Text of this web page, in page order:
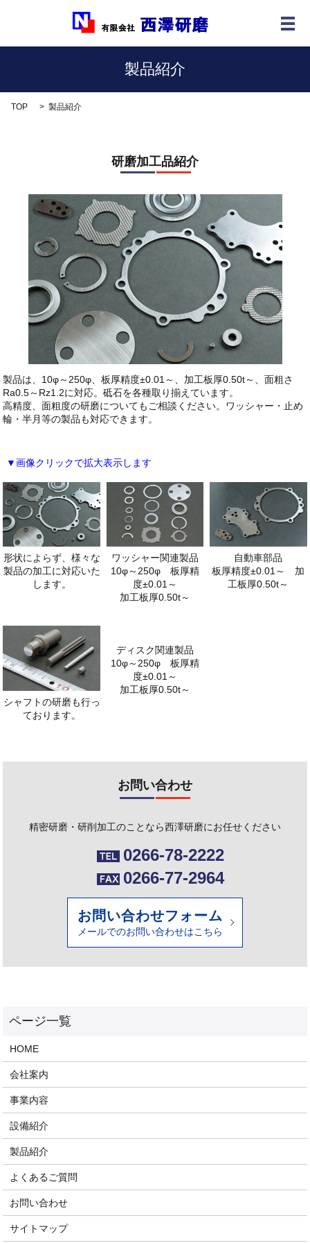
メ
製品紹介
TOP 製品紹介
研磨加工品紹介
製品は、10φ～250φ、板厚精度±0.01～、加工板厚0.50t～、面粗さ
Ra0.5～Rz1.2に対応。砥石を各種取り揃えています。
高精度、面粗度の研磨についてもご相談ください。ワッシャー・止め
輪・半月等の製品も対応できます。
画像クリックで拡大表示します
形状によらず、様々な
製品の加工に対応いた
します。
ワッシャー関連製品
10φ～250φ 板厚精
度±0.01～
加工板厚0.50t～
自動車部品
板厚精度±0.01～ 加
工板厚0.50t～
シャフトの研磨も行っ
ております。
ディスク関連製品
10φ～250φ 板厚精
度±0.01～
加工板厚0.50t～
お問い合わせ
精密研磨・研削加工のことなら西澤研磨にお任せください
0266-78-2222
0266-77-2964
お問い合わせフォーム
メールでのお問い合わせはこちら
HOME
会社案内
事業内容
設備紹介
製品紹介
よくあるご質問
お問い合わせ
サイトマップ